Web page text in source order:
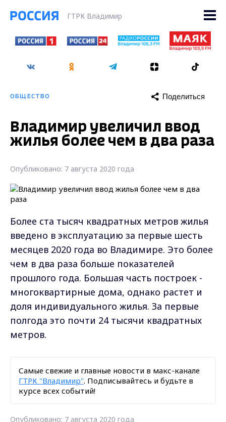
ГТРК Владимир
ОБЩЕСТВО Поделиться
Владимир увеличил ввод
жилья более чем в два раза
Опубликовано: 7 августа 2020 года
Более ста тысяч квадратных метров жилья
введено в эксплуатацию за первые шесть
месяцев 2020 года во Владимире. Это более
чем в два раза больше показателей
прошлого года. Большая часть построек -
многоквартирные дома, однако растет и
доля индивидуального жилья. За первые
полгода это почти 24 тысячи квадратных
метров.
Самые свежие и главные новости в макс-канале
ГТРК "Владимир". Подписывайтесь и будьте в
курсе всех событий!
Опубликовано: 7 августа 2020 года